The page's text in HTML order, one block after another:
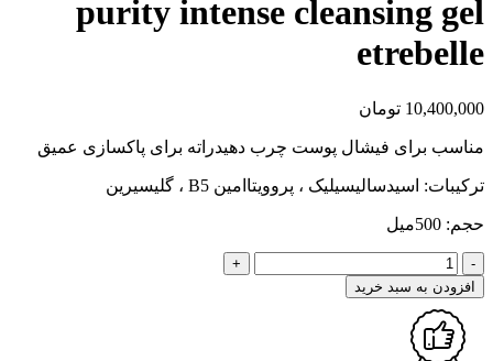
purity intense cleansing gel
etrebelle
10,400,000 تومان
مناسب برای فیشال پوست چرب دهیدراته برای پاکسازی عمیق
ترکیبات: اسیدسالیسیلیک ، پروویتاامین B5 ، گلیسیرین
حجم: 500میل
کلینزر
ژلی
پیوریتی
اینتنس
اتربله
افزودن به سبد خرید